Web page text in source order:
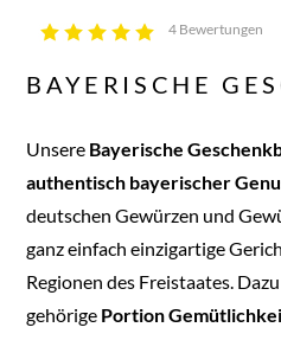
4 Bewertungen
BAYERISCHE
Unsere Bayerische
authentisch bayerischer
deutschen Gewürzen und
ganz einfach einzigartige
Regionen des Freistaates.
gehörige Portion